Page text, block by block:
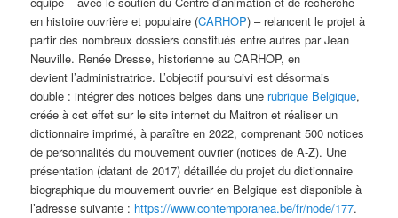
en histoire ouvrière et populaire (CARHOP) – relancent le projet à
partir des nombreux dossiers constitués entre autres par Jean
Neuville. Renée Dresse, historienne au CARHOP, en
devient l’administratrice. L’objectif poursuivi est désormais
double : intégrer des notices belges dans une rubrique Belgique,
créée à cet effet sur le site internet du Maitron et réaliser un
dictionnaire imprimé, à paraître en 2022, comprenant 500 notices
de personnalités du mouvement ouvrier (notices de A-Z). Une
présentation (datant de 2017) détaillée du projet du dictionnaire
biographique du mouvement ouvrier en Belgique est disponible à
l’adresse suivante : https://www.contemporanea.be/fr/node/177.